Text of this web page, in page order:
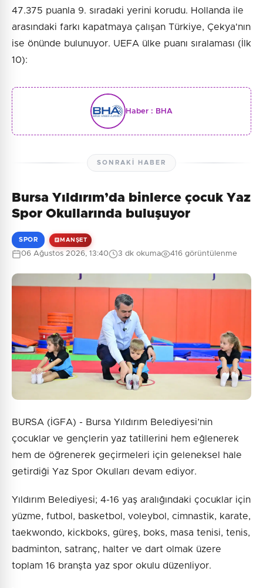
47.375 puanla 9. sıradaki yerini korudu. Hollanda ile
arasındaki farkı kapatmaya çalışan Türkiye, Çekya'nın
ise önünde bulunuyor. UEFA ülke puanı sıralaması (İlk
10):
Haber : BHA
SONRAKI HABER
Bursa Yıldırım’da binlerce çocuk Yaz
Spor Okullarında buluşuyor
SPOR MANŞET
06 Ağustos 2026, 13:40 3 dk okuma 416 görüntülenme
BURSA (İGFA) - Bursa Yıldırım Belediyesi’nin
çocuklar ve gençlerin yaz tatillerini hem eğlenerek
hem de öğrenerek geçirmeleri için geleneksel hale
getirdiği Yaz Spor Okulları devam ediyor.
Yıldırım Belediyesi; 4-16 yaş aralığındaki çocuklar için
yüzme, futbol, basketbol, voleybol, cimnastik, karate,
taekwondo, kickboks, güreş, boks, masa tenisi, tenis,
badminton, satranç, halter ve dart olmak üzere
toplam 16 branşta yaz spor okulu düzenliyor.